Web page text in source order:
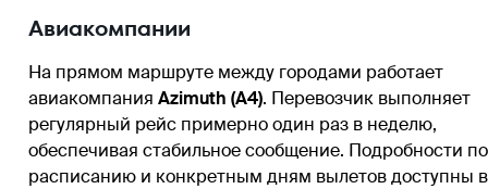
Авиакомпании
На прямом маршруте между городами работает
авиакомпания Azimuth (A4). Перевозчик выполняет
регулярный рейс примерно один раз в неделю,
обеспечивая стабильное сообщение. Подробности по
расписанию и конкретным дням вылетов доступны в